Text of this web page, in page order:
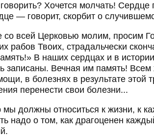
Хочется молчать! Сердце
— говорит, скорбит о
всей Церковью молим, просим
рабов Твоих, страдальчески
В наших сердцах и в
записаны. Вечная им память! Всем
в болезнях в результате этой
перенести свои болезни...
мы должны относиться к жизни, к
надо о том, как драгоценен